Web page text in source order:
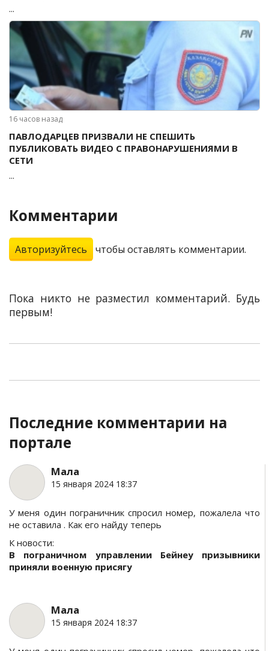
...
16 часов назад
ПАВЛОДАРЦЕВ ПРИЗВАЛИ НЕ СПЕШИТЬ
ПУБЛИКОВАТЬ ВИДЕО С ПРАВОНАРУШЕНИЯМИ В
СЕТИ
...
Комментарии
Авторизуйтесь чтобы оставлять комментарии.
Пока никто не разместил комментарий. Будь
первым!
Последние комментарии на
портале
Мала
15 января 2024 18:37
У меня один пограничник спросил номер, пожалела что
не оставила . Как его найду теперь
К новости:
В пограничном управлении Бейнеу призывники
приняли военную присягу
Мала
15 января 2024 18:37